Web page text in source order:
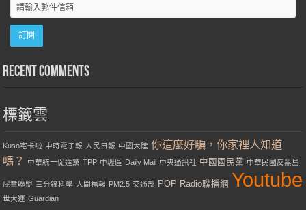
Recent Comments
標籤雲
Kuso宅卡啦 中時電子報 人民日報 中國大陸 你這麼好騙，你家裡人知道
嗎？
中華統一促進黨 TPP 中壢區 Daily Mail 中央通訊社 中國國民黨 中華民國反黑島
屁童聯盟 三分鐘科學 人間福報 PM2.5 交通部 POP Radio聯播網 Youtube
世大運 Guardian